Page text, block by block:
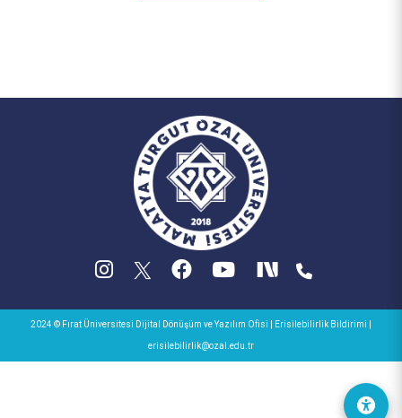
2024 © Fırat Üniversitesi Dijital Dönüşüm ve Yazılım Ofisi Erisilebilirlik Bildirimi
erisilebilirlik@ozal.edu.tr